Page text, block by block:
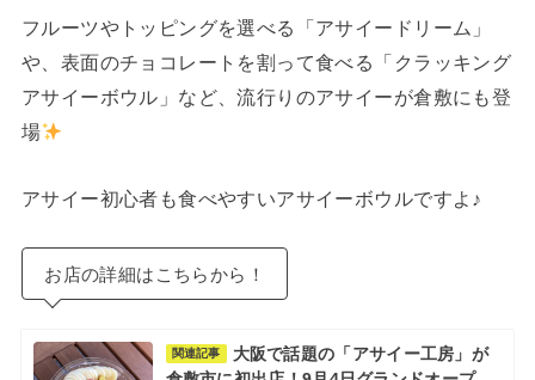
フルーツやトッピングを選べる「アサイードリーム」
や、表面のチョコレートを割って食べる「クラッキング
アサイーボウル」など、流行りのアサイーが倉敷にも登
場
アサイー初心者も食べやすいアサイーボウルですよ♪
お店の詳細はこちらから！
関連記事
大阪で話題の「アサイー工房」が